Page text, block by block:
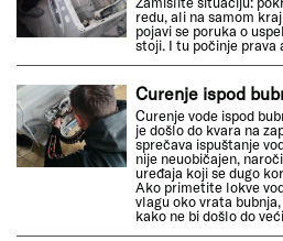
redu, ali na samom
pojavi se poruka o
stoji. I tu počinje prava
Curenje ispod
Curenje vode ispod
je došlo do kvara na
sprečava ispuštanje
nije neuobičajen,
uređaja koji se dugo
Ako primetite lokve
vlagu oko vrata
kako ne bi došlo do